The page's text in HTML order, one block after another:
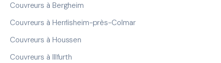
Couvreurs à Bergheim
Couvreurs à Herrlisheim-près-Colmar
Couvreurs à Houssen
Couvreurs à Illfurth